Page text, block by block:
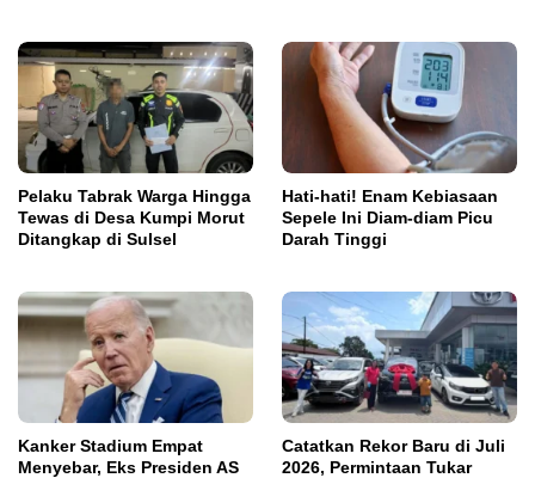
Pelaku Tabrak Warga Hingga
Tewas di Desa Kumpi Morut
Ditangkap di Sulsel
Hati-hati! Enam Kebiasaan
Sepele Ini Diam-diam Picu
Darah Tinggi
Kanker Stadium Empat
Menyebar, Eks Presiden AS
Catatkan Rekor Baru di Juli
2026, Permintaan Tukar